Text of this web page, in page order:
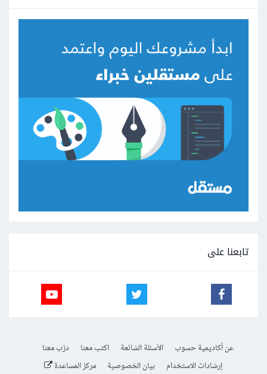
تابعنا على
عن أكاديمية حسوب الأسئلة الشائعة اكتب معنا
درّب معنا
إرشادات الاستخدام
بيان الخصوصية مركز المساعدة